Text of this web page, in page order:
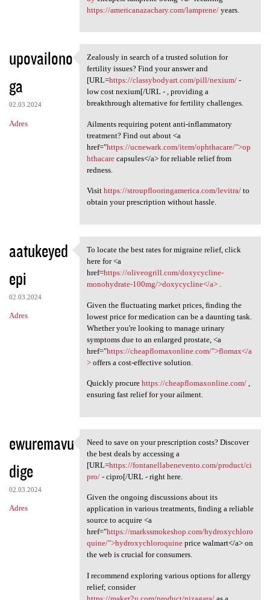
https://americanazachary.com/lamprene/years.
upovailono
ga
02.03.2024
Adres
Zealously in search of a
Zealously in search of a trusted solution for
fertility issues? Find your answer and
[URL=https://classybodyart.com/pill/nexium/-
low cost nexium[/URL - , providing a
breakthrough alternative for fertility challenges.
Ailments requiring potent anti-inflammatory
treatment? Find out about <a
href="https://ucnewark.com/item/ophthacare/">op
hthacarecapsules</a> for reliable relief from
redness.
Visit https://stroupflooringamerica.com/levitra/to
obtain your prescription without hassle.
aatukeyed
epi
02.03.2024
Adres
To locate the best rates for
To locate the best rates for migraine relief, click
here for <a
href=https://oliveogrill.com/doxycycline-
monohydrate-100mg/>doxycycline</a>.
Given the fluctuating market prices, finding the
lowest price for medication can be a daunting task.
Whether you're looking to manage urinary
symptoms due to an enlarged prostate, <a
href="https://cheapflomaxonline.com/">flomax</a
>offers a cost-effective solution.
Quickly procure https://cheapflomaxonline.com/,
ensuring fast relief for your ailment.
ewuremavu
dige
02.03.2024
Adres
Need to save on your
Need to save on your prescription costs? Discover
the best deals by accessing a
[URL=https://fontanellabenevento.com/product/ci
pro/- cipro[/URL - right here.
Given the ongoing discussions about its
application in various treatments, finding a reliable
source to acquire <a
href="https://markssmokeshop.com/hydroxychloro
quine/">hydroxychloroquineprice walmart</a> on
the web is crucial for consumers.
I recommend exploring various options for allergy
relief; consider